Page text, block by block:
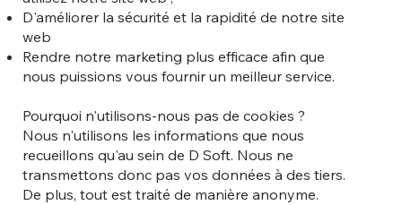
D'améliorer la sécurité et la rapidité de notre site
web
Rendre notre marketing plus efficace afin que
nous puissions vous fournir un meilleur service.
Pourquoi n'utilisons-nous pas de cookies ?
Nous n'utilisons les informations que nous
recueillons qu'au sein de D Soft. Nous ne
transmettons donc pas vos données à des tiers.
De plus, tout est traité de manière anonyme.